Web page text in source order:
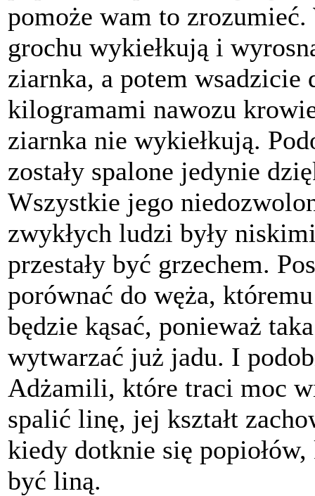
pomoże wam to
grochu wykiełkują i
ziarnka, a potem
kilogramami nawozu
ziarnka nie wykiełkują.
zostały spalone jedynie
Wszystkie jego
zwykłych ludzi były
przestały być grzechem.
porównać do węża,
będzie kąsać, ponieważ
wytwarzać już jadu. I
Adżamili, które traci moc
spalić linę, jej kształt
kiedy dotknie się
być liną.